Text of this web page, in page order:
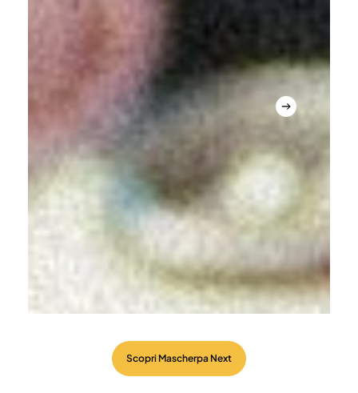
Scopri Mascherpa Next